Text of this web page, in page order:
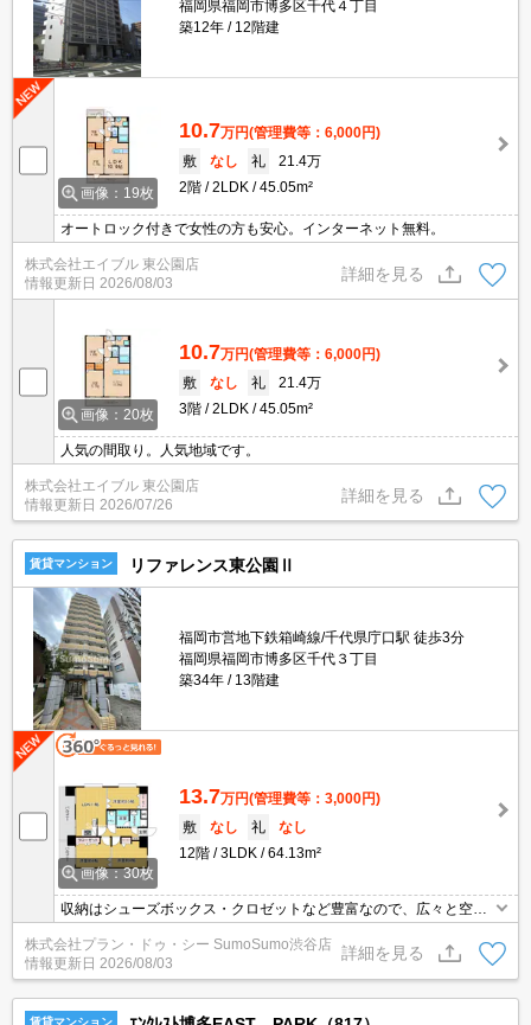
福岡県福岡市博多区千代４丁目
築12年
12階建
画像：19枚
10.7万円(管理費等：6,000円)
敷
なし 礼
21.4万
2階
2LDK 45.05m²
オートロック付きで女性の方も安心。インターネット無料。
株式会社エイブル 東公園店
情報更新日 2026/08/03
詳細を見る
画像：20枚
10.7万円(管理費等：6,000円)
敷
なし 礼
21.4万
3階
2LDK 45.05m²
人気の間取り。人気地域です。
株式会社エイブル 東公園店
情報更新日 2026/07/26
詳細を見る
賃貸マンション リファレンス東公園Ⅱ
福岡市営地下鉄箱崎線/千代県庁口駅 徒歩3分
福岡県福岡市博多区千代３丁目
築34年
13階建
画像：30枚
13.7万円(管理費等：3,000円)
敷
なし 礼
なし
12階
3LDK 64.13m²
収納はシューズボックス・クロゼットなど豊富なので、広々と空間
を利用することも可能です。洗面化粧台はコンセントや照明、大き
な鏡などがついているのでスムーズに身支度を整えられます。どう
しても手が外せないときでも宅配ボックスがあるので、わざわざ手
を止める必要なく荷物を受け取ることができます。
株式会社プラン・ドゥ・シー SumoSumo渋谷店
情報更新日 2026/08/03
詳細を見る
賃貸マンション